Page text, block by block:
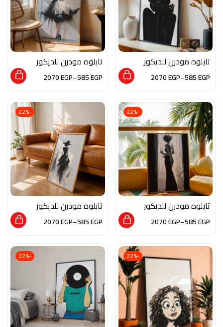
تابلوه مودرن للديكور
من الخشب الطبيعي و
الزجاج بلمسه من الفن
585EGP
–
2070EGP
تابلوه مودرن للديكور
من الخشب الطبيعي و
الزجاج بلمسه من الفن
585EGP
–
2070EGP
-22%
تابلوه مودرن للديكور
من الخشب الطبيعي و
الزجاج بلمسه من الفن
585EGP
–
2070EGP
-22%
تابلوه مودرن للديكور
من الخشب الطبيعي و
الزجاج بلمسه من الفن
585EGP
–
2070EGP
-22%
-22%